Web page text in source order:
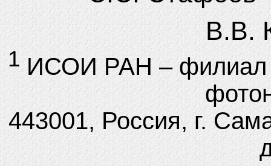
В.В.
1ИСОИ РАН – филиал
443001, Россия, г.